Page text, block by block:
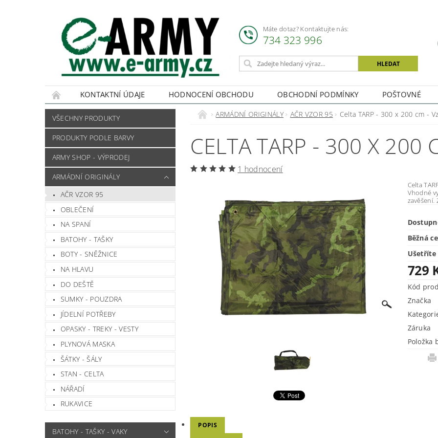
Máte dotaz? Kontaktujte nás:
734 323 996
KONTAKTNÍ ÚDAJE HODNOCENÍ OBCHODU OBCHODNÍ PODMÍNKY POŠTOVNÉ
VŠECHNY PRODUKTY
PRODUKTY PODLE BARVY
ARMY SHOP - VÝPRODEJ
ARMÁDNÍ ORIGINÁLY
AČR VZOR 95
OBLEČENÍ
NA SPANÍ
BATOHY - TAŠKY
BOTY - SNĚŽNICE
NA HLAVU
DO DEŠTĚ
SUMKY - POUZDRA
JÍDELNÍ POTŘEBY
OPASKY - TREKY - VESTY
PLYNOVÁ MASKA
ŠÁTKY - ŠÁLY
STAN - CELTA
NÁŘADÍ
RUKAVICE
BATOHY - TAŠKY - VAKY
ARMÁDNÍ ORIGINÁLY AČR VZOR 95 Celta TARP - 300 x 200 cm -
CELTA TARP - 300 X 200
1 hodnocení
Celta TARP Nepromokavá plachta vzor 95 z kvalitního
Vhodné využití
Běžná
Ušetříte
729
Kód
Značka
Záruka
Položka
POPIS